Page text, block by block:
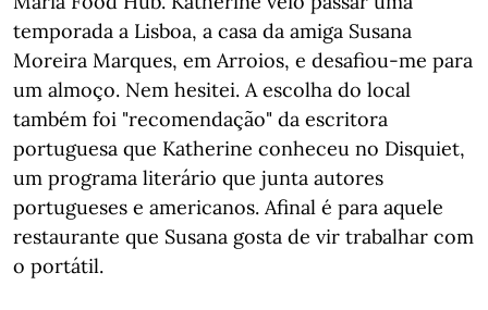
temporada a Lisboa, a casa da amiga Susana
Moreira Marques, em Arroios, e desafiou-me para
um almoço. Nem hesitei. A escolha do local
também foi "recomendação" da escritora
portuguesa que Katherine conheceu no Disquiet,
um programa literário que junta autores
portugueses e americanos. Afinal é para aquele
restaurante que Susana gosta de vir trabalhar com
o portátil.